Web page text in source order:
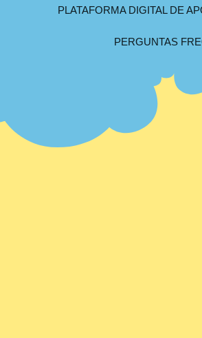
PLATAFORMA DIGITAL DE
PERGUNTAS